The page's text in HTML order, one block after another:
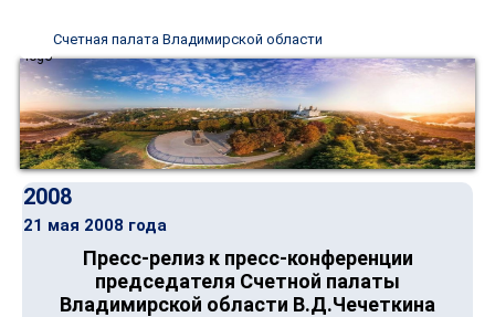
Счетная палата Владимирской области
2008
21 мая 2008 года
Пресс-релиз к пресс-конференции
председателя Счетной палаты
Владимирской области В.Д.Чечеткина